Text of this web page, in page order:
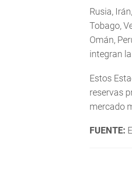
Rusia,
Tobago,
Omán,
integran la
Estos
reservas
mercado
FUENTE: